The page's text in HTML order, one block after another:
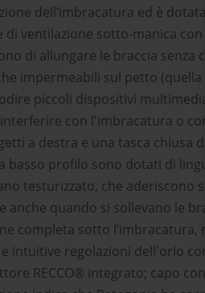
dell’imbracatura ed è
di ventilazione sotto-manica
di allungare le braccia senza
impermeabili sul petto
piccoli dispositivi
con l'imbracatura o
a destra e una tasca chiusa
basso profilo sono dotati di
testurizzato, che aderiscono
anche quando si sollevano le
completa sotto
intuitive regolazioni dell'orlo
RECCO® integrato; capo